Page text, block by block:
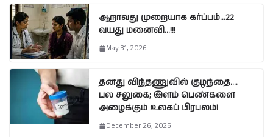
ஆறாவது முறையாக கர்ப்பம்…22
வயது மனைவி…!!!
May 31, 2026
தனது விந்தணுவில் குழந்தை….
பல சலுகை; இளம் பெண்களை
அழைக்கும் உலகப் பிரபலம்!
December 26, 2025